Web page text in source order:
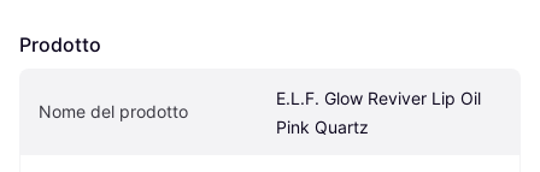
Prodotto
Nome del prodotto
E.L.F. Glow Reviver Lip Oil
Pink Quartz